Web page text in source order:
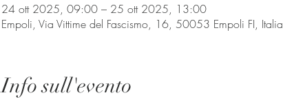
24 ott 2025, 09:00 – 25 ott 2025, 13:00
Empoli, Via Vittime del Fascismo, 16, 50053 Empoli FI, Italia
Info sull'evento